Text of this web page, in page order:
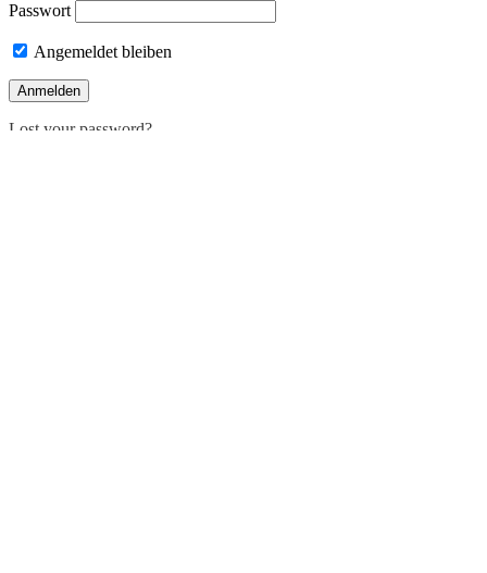
Passwort
Angemeldet bleiben
Lost your password?